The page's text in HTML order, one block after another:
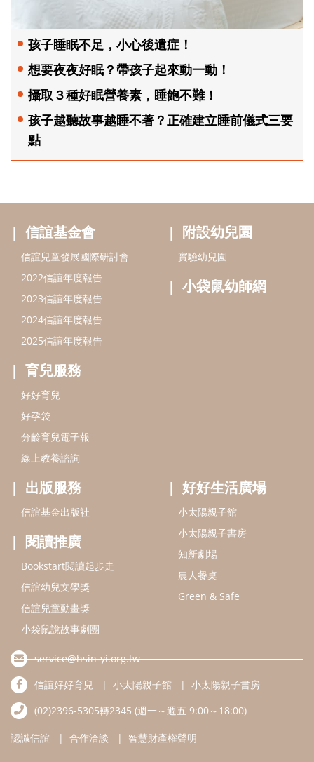
孩子睡眠不足，小心後遺症！
想要夜夜好眠？帶孩子起來動一動！
攝取３種好眠營養素，睡飽不難！
孩子越聽故事越睡不著？正確建立睡前儀式三要
點
信誼基金會
信誼兒童發展國際研討會
2022信誼年度報告
2023信誼年度報告
2024信誼年度報告
2025信誼年度報告
育兒服務
好好育兒
好孕袋
分齡育兒電子報
線上教養諮詢
附設幼兒園
實驗幼兒園
小袋鼠幼師網
出版服務
信誼基金出版社
閱讀推廣
Bookstart閱讀起步走
信誼幼兒文學獎
信誼兒童動畫獎
小袋鼠說故事劇團
好好生活廣場
小太陽親子館
小太陽親子書房
知新劇場
農人餐桌
Green & Safe
service@hsin-yi.org.tw
信誼好好育兒
小太陽親子館
小太陽親子書房
(02)2396-5305轉2345 (週一～週五 9:00～18:00)
認識信誼 合作洽談 智慧財產權聲明